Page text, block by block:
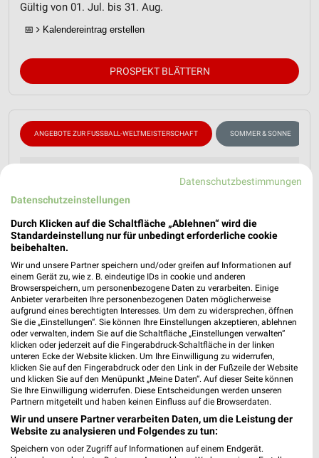
Gültig von 01. Jul. bis 31. Aug.
📅 Kalendereintrag erstellen
PROSPEKT BLÄTTERN
ANGEBOTE ZUR FUSSBALL-WELTMEISTERSCHAFT SOMMER & SONNE
Nächste Filiale
Datenschutzbestimmungen
Datenschutzeinstellungen
Durch Klicken auf die Schaltfläche „Ablehnen“ wird die
Standardeinstellung nur für unbedingt erforderliche cookie
beibehalten.
Wir und unsere Partner speichern und/oder greifen auf Informationen auf
einem Gerät zu, wie z. B. eindeutige IDs in cookie und anderen
Browserspeichern, um personenbezogene Daten zu verarbeiten. Einige
Anbieter verarbeiten Ihre personenbezogenen Daten möglicherweise
aufgrund eines berechtigten Interesses. Um dem zu widersprechen, öffnen
Sie die „Einstellungen“. Sie können Ihre Einstellungen akzeptieren, ablehnen
oder verwalten, indem Sie auf die Schaltfläche „Einstellungen verwalten“
klicken oder jederzeit auf die Fingerabdruck-Schaltfläche in der linken
unteren Ecke der Website klicken. Um Ihre Einwilligung zu widerrufen,
klicken Sie auf den Fingerabdruck oder den Link in der Fußzeile der Website
und klicken Sie auf den Menüpunkt „Meine Daten“. Auf dieser Seite können
Sie Ihre Einwilligung widerrufen. Diese Entscheidungen werden unseren
Partnern mitgeteilt und haben keinen Einfluss auf die Browserdaten.
Wir und unsere Partner verarbeiten Daten, um die Leistung der
Website zu analysieren und Folgendes zu tun:
Speichern von oder Zugriff auf Informationen auf einem Endgerät.